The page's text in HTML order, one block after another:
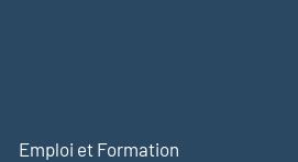
Emploi et Formation